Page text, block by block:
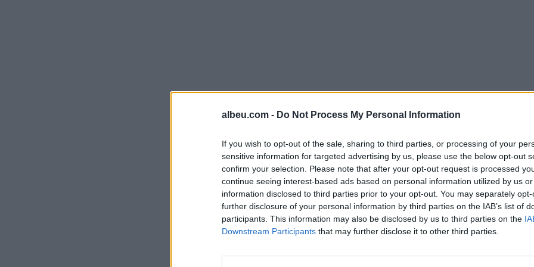
albeu.com - Do Not Process My Personal Information
If you wish to opt-out of the sale, sharing to third parties, or processing of your
sensitive information for targeted advertising by us, please use the below opt-out
confirm your selection. Please note that after your opt-out request is processed
continue seeing interest-based ads based on personal information utilized by us
information disclosed to third parties prior to your opt-out. You may separately
further disclosure of your personal information by third parties on the IAB’s list of
participants. This information may also be disclosed by us to third parties on the
Downstream Participants that may further disclose it to other third parties.